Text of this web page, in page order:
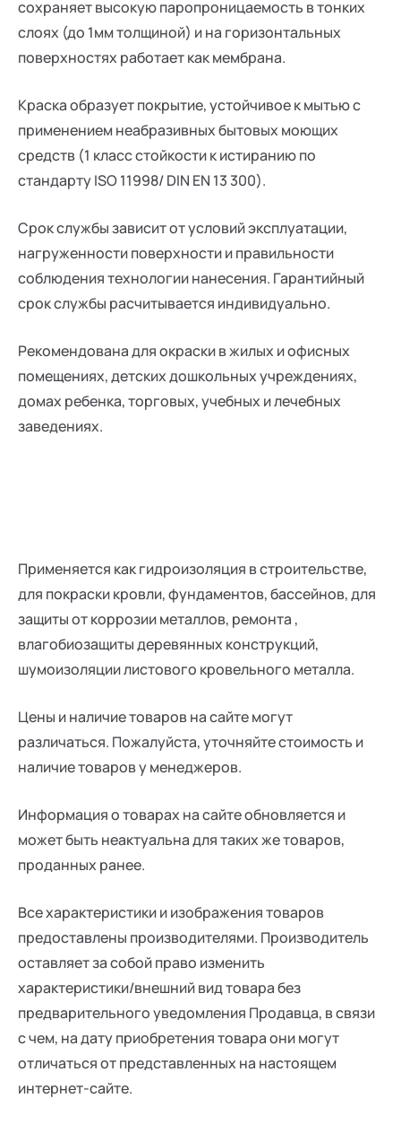
сохраняет высокую паропроницаемость в тонких
слоях (до 1мм толщиной) и на горизонтальных
поверхностях работает как мембрана.
Краска образует покрытие, устойчивое к мытью с
применением неабразивных бытовых моющих
средств (1 класс стойкости к истиранию по
стандарту ISO 11998/ DIN EN 13 300).
Срок службы зависит от условий эксплуатации,
нагруженности поверхности и правильности
соблюдения технологии нанесения. Гарантийный
срок службы расчитывается индивидуально.
Рекомендована для окраски в жилых и офисных
помещениях, детских дошкольных учреждениях,
домах ребенка, торговых, учебных и лечебных
заведениях.
Применяется как гидроизоляция в строительстве,
для покраски кровли, фундаментов, бассейнов, для
защиты от коррозии металлов, ремонта ,
влагобиозащиты деревянных конструкций,
шумоизоляции листового кровельного металла.
Цены и наличие товаров на сайте могут
различаться. Пожалуйста, уточняйте стоимость и
наличие товаров у менеджеров.
Информация о товарах на сайте обновляется и
может быть неактуальна для таких же товаров,
проданных ранее.
Все характеристики и изображения товаров
предоставлены производителями. Производитель
оставляет за собой право изменить
характеристики/внешний вид товара без
предварительного уведомления Продавца, в связи
с чем, на дату приобретения товара они могут
отличаться от представленных на настоящем
интернет-сайте.